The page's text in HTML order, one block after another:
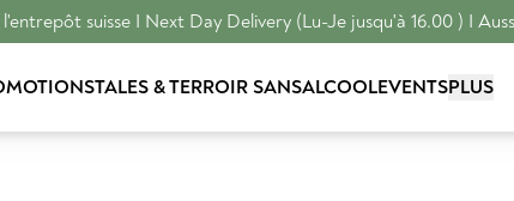
suisse I Next Day Delivery (Lu-Je jusqu'à 16.00 ) I
TALES & TERROIR SANSALCOOLEVENTSPLUS